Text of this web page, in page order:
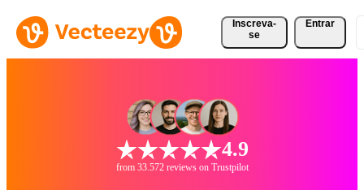
Inscreva-
se
Entrar
4.9
from 33.572 reviews on Trustpilot